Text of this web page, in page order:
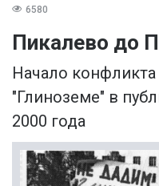
6580
Пикалево до
Начало
"Глиноземе" в
2000 года